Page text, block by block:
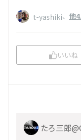
t-yashiki、 他
いいね
たろ三郎